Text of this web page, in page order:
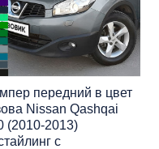
передний в цвет
Nissan Qashqai
(2010-2013)
с